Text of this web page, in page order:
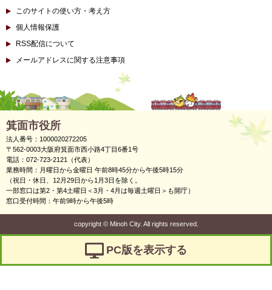
このサイトの使い方・考え方
個人情報保護
RSS配信について
メールアドレスに関する注意事項
箕面市役所
法人番号：1000020272205
〒562-0003大阪府箕面市西小路4丁目6番1号
電話：072-723-2121（代表）
業務時間：月曜日から金曜日 午前8時45分から午後5時15分
（祝日・休日、12月29日から1月3日を除く。
一部窓口は第2・第4土曜日＜3月・4月は毎週土曜日＞も開庁）
窓口受付時間：午前9時から午後5時
copyright ©Minoh City. All rights reserved.
PC版を表示する